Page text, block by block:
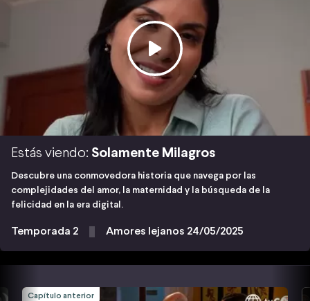
Estás viendo: Solamente Milagros
Descubre una conmovedora historia que navega por las
complejidades del amor, la maternidad y la búsqueda de la
felicidad en la era digital.
Temporada 2 Amores lejanos 24/05/2025
Capítulo anterior